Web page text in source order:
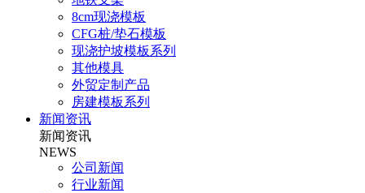
8cm现浇模板
CFG桩/垫石模板
现浇护坡模板系列
其他模具
外贸定制产品
房建模板系列
新闻资讯
新闻资讯
NEWS
公司新闻
行业新闻